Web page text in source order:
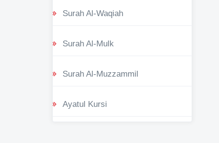
Surah Al-Waqiah
Surah Al-Mulk
Surah Al-Muzzammil
Ayatul Kursi